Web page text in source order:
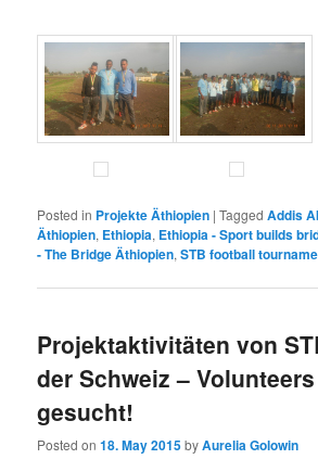
Posted in Projekte Äthiopien |Tagged Addis
Äthiopien, Ethiopia, Ethiopia - Sport builds
- The Bridge Äthiopien,STB football
Projektaktivitäten von
der Schweiz – Volunteers
gesucht!
Posted on18. May 2015byAurelia Golowin